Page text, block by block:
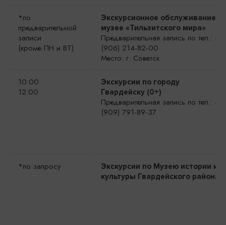
*по
предварительной
записи
(кроме ПН и ВТ)
Экскурсионное обслуживание в
музее «Тильзитского мира»
Предварительная запись по тел.: +7
(906) 214-82-00
Место: г. Советск
10:00
12:00
Экскурсии по городу
Гвардейску (0+)
Предварительная запись по тел.: +7
(909) 791-89-37
*по запросу
Экскурсии по Музею истории и
культуры Гвардейского района